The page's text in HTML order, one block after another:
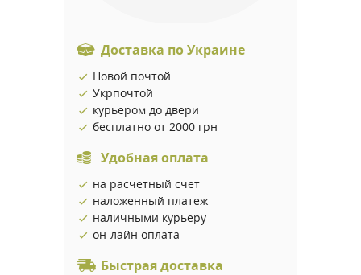
Доставка по Украине
Новой почтой
Укрпочтой
курьером до двери
бесплатно от 2000 грн
Удобная оплата
на расчетный счет
наложенный платеж
наличными курьеру
он-лайн оплата
Быстрая доставка